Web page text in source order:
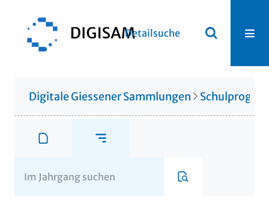
Detailsuche
Digitale Giessener Sammlungen